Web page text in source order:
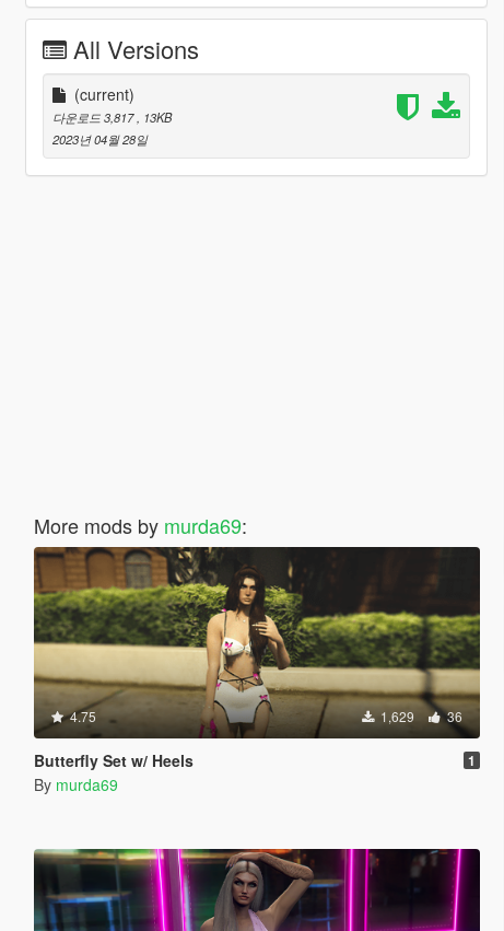
All Versions
(current)
다운로드 3,817 , 13KB
2023년 04월 28일
More mods by murda69:
4.75 1,629 36
Butterfly Set w/ Heels 1
By murda69